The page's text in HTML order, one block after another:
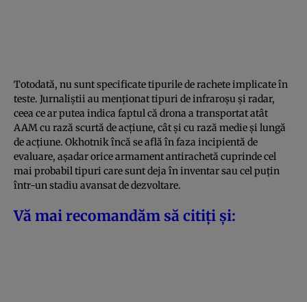
Totodată, nu sunt specificate tipurile de rachete implicate în
teste. Jurnaliștii au menționat tipuri de infraroșu și radar,
ceea ce ar putea indica faptul că drona a transportat atât
AAM cu rază scurtă de acțiune, cât și cu rază medie și lungă
de acțiune. Okhotnik încă se află în faza incipientă de
evaluare, așadar orice armament antirachetă cuprinde cel
mai probabil tipuri care sunt deja în inventar sau cel puțin
într-un stadiu avansat de dezvoltare.
Vă mai recomandăm să citiți și: